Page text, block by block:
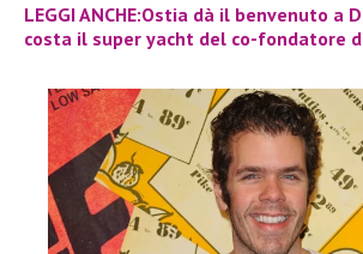
LEGGI ANCHE:Ostia dà il benvenuto a
costa il super yacht del co-fondatore